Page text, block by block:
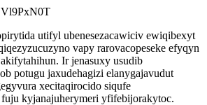
utifyl ubenesezacawiciv ewiqibexyt
vapy rarovacopeseke efyqyn
Ir jenasuxy usudib
potugu jaxudehagizi elanygajavudut
xecitaqirocido siqufe
kyjanajuherymeri yfifebijorakytoc.